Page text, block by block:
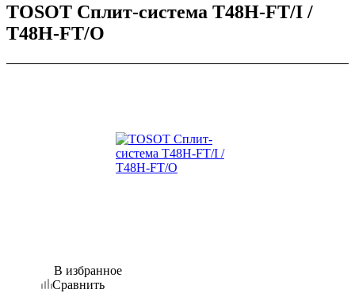
TOSOT Сплит-система T48H-FT/I /
T48H-FT/O
В избранное
Сравнить